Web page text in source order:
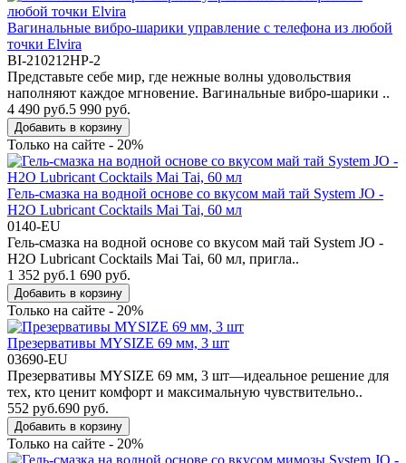
Вагинальные вибро-шарики управление с телефона из любой
точки Elvira
BI-210212HP-2
Представьте себе мир, где нежные волны удовольствия
наполняют каждое мгновение. Вагинальные вибро-шарики ..
4 490 руб.5 990 руб.
Добавить в корзину
Только на сайте - 20%
Гель-смазка на водной основе со вкусом май тай System JO -
H2O Lubricant Cocktails Mai Tai, 60 мл
0140-EU
Гель-смазка на водной основе со вкусом май тай System JO -
H2O Lubricant Cocktails Mai Tai, 60 мл, пригла..
1 352 руб.1 690 руб.
Добавить в корзину
Только на сайте - 20%
Презервативы MYSIZE 69 мм, 3 шт
03690-EU
Презервативы MYSIZE 69 мм, 3 шт—идеальное решение для
тех, кто ценит комфорт и максимальную чувствительно..
552 руб.690 руб.
Добавить в корзину
Только на сайте - 20%